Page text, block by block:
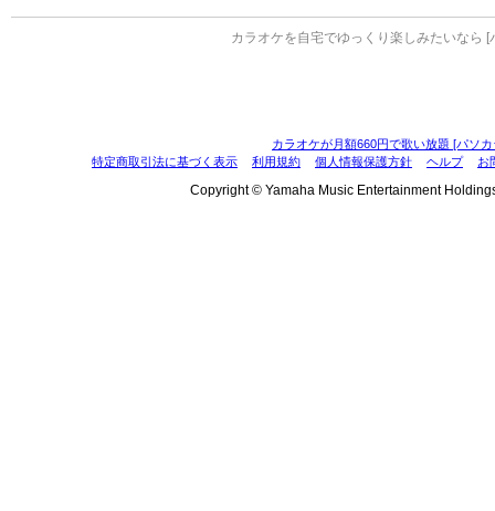
カラオケを自宅でゆっくり楽しみたいなら [
カラオケが月額660円で歌い放題 [パソ
特定商取引法に基づく表示
利用規約 個人情報保護方針 ヘルプ お
Copyright © Yamaha Music Entertainment